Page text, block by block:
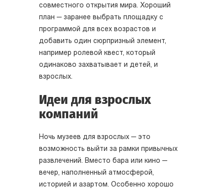
совместного открытия мира. Хороший
план — заранее выбрать площадку с
программой для всех возрастов и
добавить один сюрпризный элемент,
например ролевой квест, который
одинаково захватывает и детей, и
взрослых.
Идеи для взрослых
компаний
Ночь музеев для взрослых — это
возможность выйти за рамки привычных
развлечений. Вместо бара или кино —
вечер, наполненный атмосферой,
историей и азартом. Особенно хорошо